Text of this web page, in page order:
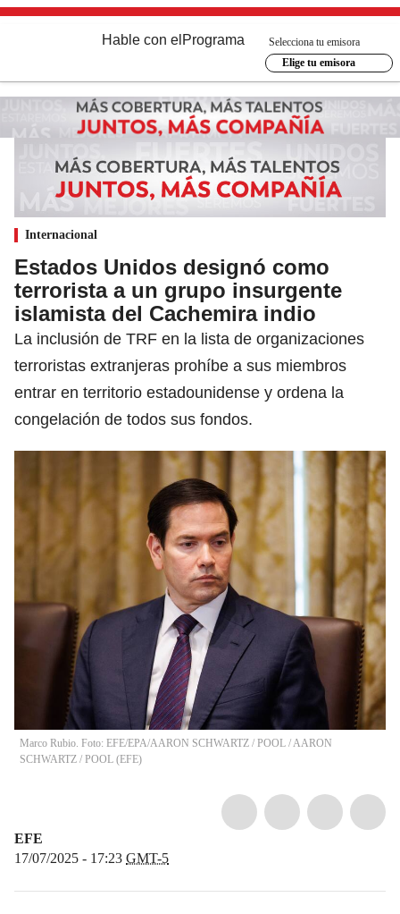
Hable con el Programa
Selecciona tu emisora
Elige tu emisora
Internacional
Estados Unidos designó como
terrorista a un grupo insurgente
islamista del Cachemira indio
La inclusión de TRF en la lista de organizaciones
terroristas extranjeras prohíbe a sus miembros
entrar en territorio estadounidense y ordena la
congelación de todos sus fondos.
Marco Rubio. Foto: EFE/EPA/AARON SCHWARTZ / POOL /AARON
SCHWARTZ / POOL (EFE)
EFE
17/07/2025 - 17:23 GMT-5